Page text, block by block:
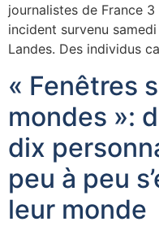
journalistes de France
incident survenu
Landes. Des individus
« Fenêtres
mondes »:
dix
peu à peu
leur monde